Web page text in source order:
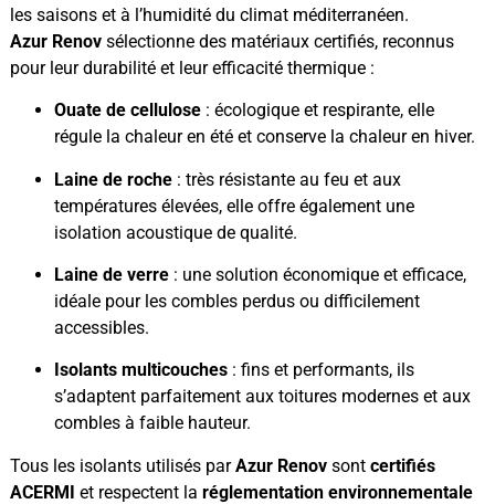
les saisons et à l’humidité du climat méditerranéen.
Azur Renov sélectionne des matériaux certifiés, reconnus
pour leur durabilité et leur efficacité thermique :
Ouate de cellulose : écologique et respirante, elle
régule la chaleur en été et conserve la chaleur en hiver.
Laine de roche : très résistante au feu et aux
températures élevées, elle offre également une
isolation acoustique de qualité.
Laine de verre : une solution économique et efficace,
idéale pour les combles perdus ou difficilement
accessibles.
Isolants multicouches : fins et performants, ils
s’adaptent parfaitement aux toitures modernes et aux
combles à faible hauteur.
Tous les isolants utilisés parAzur Renov sont certifiés
ACERMI et respectent la réglementation environnementale